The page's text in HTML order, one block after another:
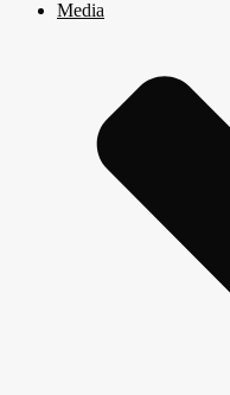
Media